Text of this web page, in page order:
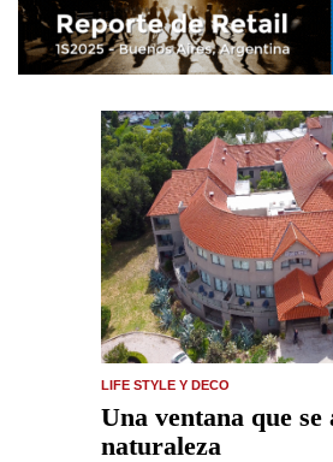
LIFE STYLE Y DECO
Una ventana que se
naturaleza